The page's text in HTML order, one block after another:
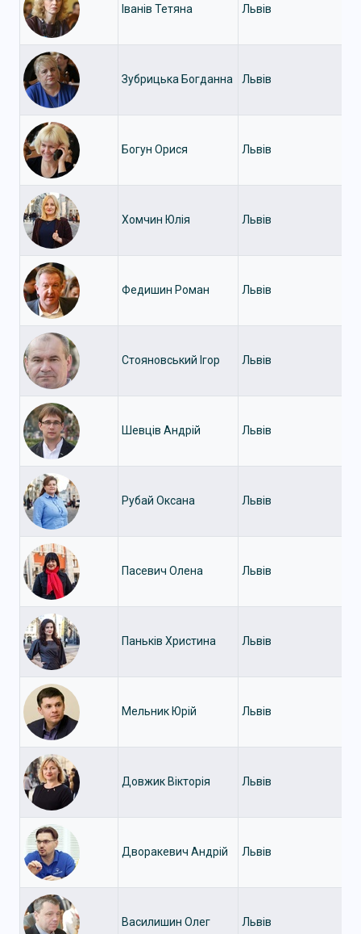
Іванів Тетяна Львів
Зубрицька Богданна Львів
Богун Орися Львів
Хомчин Юлія Львів
Федишин Роман Львів
Стояновський Ігор Львів
Шевців Андрій Львів
Рубай Оксана Львів
Пасевич Олена Львів
Паньків Христина Львів
Мельник Юрій Львів
Довжик Вікторія Львів
Дворакевич Андрій Львів
Василишин Олег Львів